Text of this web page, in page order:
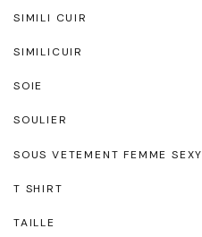
SIMILI CUIR
SIMILICUIR
SOIE
SOULIER
SOUS VETEMENT FEMME SEXY
T SHIRT
TAILLE